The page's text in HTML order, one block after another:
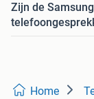
Zijn de
Home